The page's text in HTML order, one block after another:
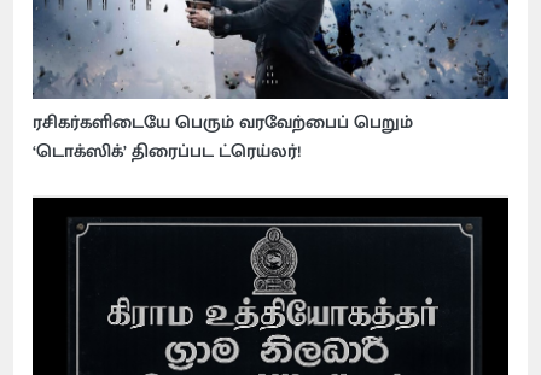
ரசிகர்களிடையே பெரும் வரவேற்பைப் பெறும்
‘டொக்ஸிக்’ திரைப்பட ட்ரெய்லர்!